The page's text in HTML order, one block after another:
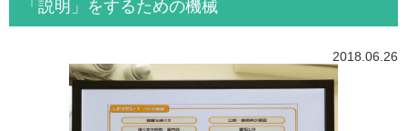
「説明」をするための機械
2018.06.26